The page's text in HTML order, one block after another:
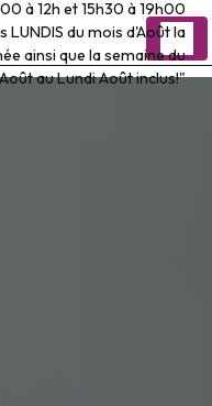
à 12h et 15h30 à 19h00
LUNDIS du mois d'Août la
ainsi que la semaine du
au Lundi Août inclus!"